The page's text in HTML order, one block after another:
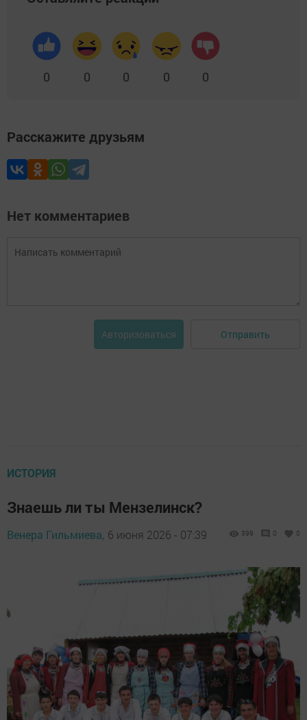
0 0 0 0 0
Расскажите друзьям
Нет комментариев
Авторизоваться Отправить
ИСТОРИЯ
Знаешь ли ты Мензелинск?
Венера Гильмиева, 6 июня 2026 - 07:39 399 0 0